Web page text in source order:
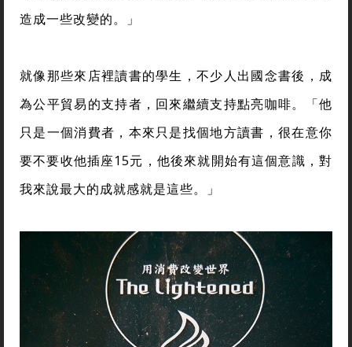
造成一些改變的。」
就像那些來店裡讀書的學生，不少人出國念書後，成
為公平貿易的支持者，回來繼續支持點亮咖啡。「他
只是一個消費者，本來只是找個地方讀書，很在意你
要不要收他插座15元，他後來就開始有這個意識，對
我來說最大的成就感就是這些。」